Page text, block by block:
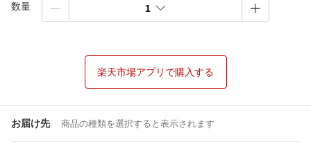
数量 1
楽天市場アプリで購入する
お届け先 商品の種類を選択すると表示されます